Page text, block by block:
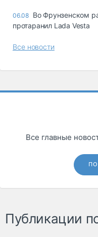
06.08 Во Фрунзенском
протаранил Lada Vesta
Все новости
Все главные
Публикации